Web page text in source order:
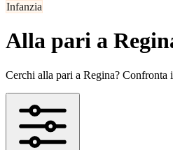
Infanzia
Alla pari a
Cerchi alla pari a Regina? Confronta